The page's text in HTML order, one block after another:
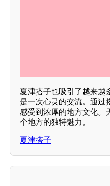
夏津搭子也吸引了越来越
是一次心灵的交流。通过
感受到浓厚的地方文化。
个地方的独特魅力。
夏津搭子